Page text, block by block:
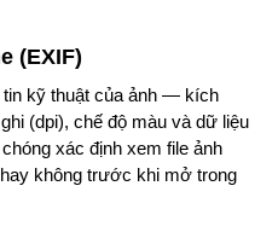
(EXIF)
tin kỹ thuật của ảnh — kích
(dpi), chế độ màu và dữ liệu
xác định xem file ảnh
không trước khi mở trong